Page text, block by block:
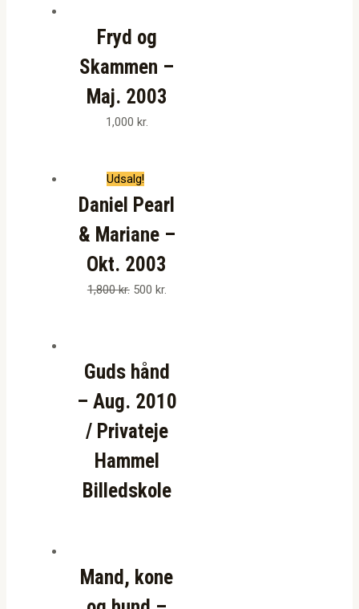
Fryd og
Skammen –
Maj. 2003
1,000 kr.
Udsalg!
Daniel Pearl
& Mariane –
Okt. 2003
1,800kr. 500 kr.
Guds hånd
– Aug. 2010
/ Privateje
Hammel
Billedskole
Mand, kone